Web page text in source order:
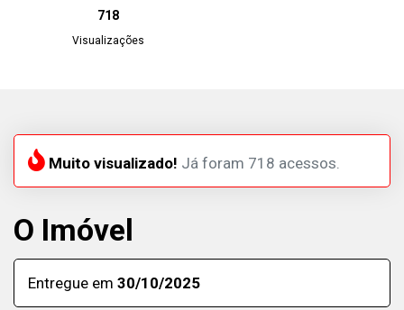
718
Visualizações
Muito visualizado! Já foram 718 acessos.
O Imóvel
Entregue em 30/10/2025